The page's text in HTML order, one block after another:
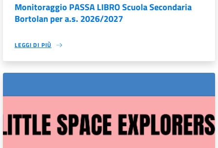
Monitoraggio PASSA LIBRO Scuola Secondaria
Bortolan per a.s. 2026/2027
LEGGI DI PIÙ